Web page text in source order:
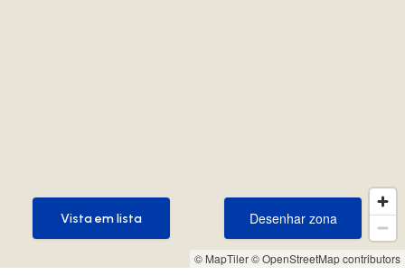
© MapTiler© OpenStreetMap contributors
Desenhar zona
Desenhar zona
Vista em lista
Vista em lista